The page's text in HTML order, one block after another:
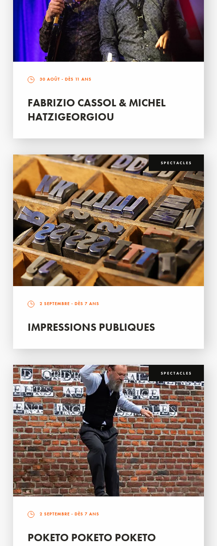
30 AOÛT - DÈS 11 ANS
FABRIZIO CASSOL & MICHEL
HATZIGEORGIOU
SPECTACLES
2 SEPTEMBRE - DÈS 7 ANS
IMPRESSIONS PUBLIQUES
SPECTACLES
2 SEPTEMBRE - DÈS 7 ANS
POKETO POKETO POKETO